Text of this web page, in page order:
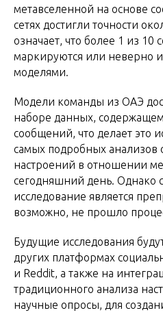
метавселенной на основе
сетях достигли точности
означает, что более 1 из
маркируются или неверно
моделями.
Модели команды из ОАЭ
наборе данных,
сообщений, что делает это
самых подробных анализов
настроений в отношении
сегодняшний день. Однако
исследование является
возможно, не прошло
Будущие исследования
других платформах
и Reddit, а также на
традиционного анализа
научные опросы, для